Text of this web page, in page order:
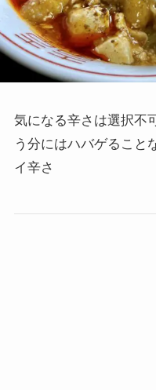
気になる辛さは選択不
う分にはハバゲること
イ辛さ